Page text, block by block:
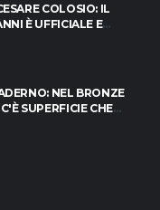
COLOSIO: IL
È UFFICIALE E
NEL BRONZE
SUPERFICIE CHE